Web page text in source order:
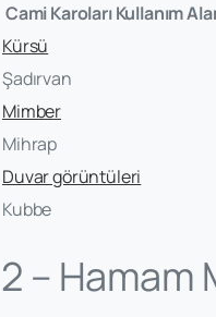
Cami Karoları Kullanım
Kürsü
Şadırvan
Mimber
Mihrap
Duvar görüntüleri
Kubbe
2 – Hamam